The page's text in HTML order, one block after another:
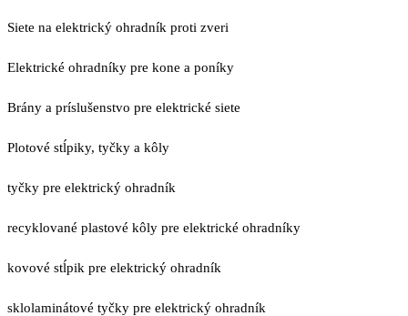
Siete na elektrický ohradník proti zveri
Elektrické ohradníky pre kone a poníky
Brány a príslušenstvo pre elektrické siete
Plotové stĺpiky, tyčky a kôly
tyčky pre elektrický ohradník
recyklované plastové kôly pre elektrické ohradníky
kovové stĺpik pre elektrický ohradník
sklolaminátové tyčky pre elektrický ohradník